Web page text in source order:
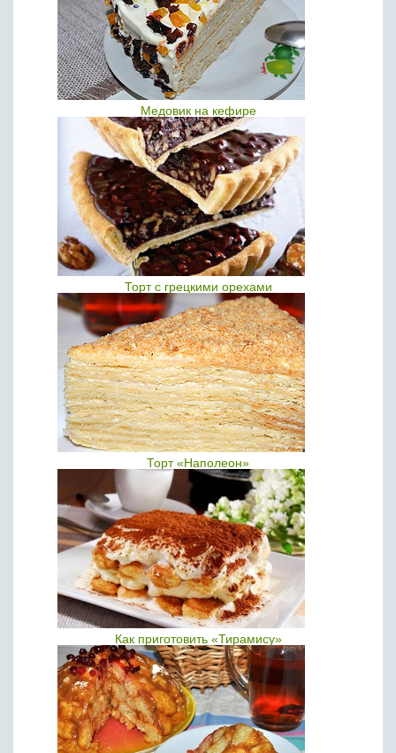
Медовик на кефире
Торт с грецкими орехами
Торт «Наполеон»
Как приготовить «Тирамису»